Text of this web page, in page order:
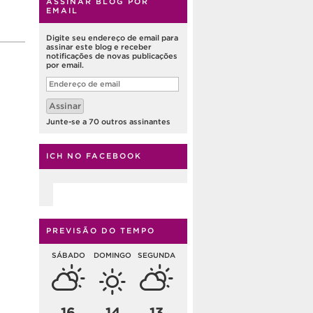
EMAIL
Digite seu endereço de email para
assinar este blog e receber
notificações de novas publicações
por email.
Endereço
de
email
Assinar
Junte-se a 70 outros assinantes
ICH NO FACEBOOK
PREVISÃO DO TEMPO
SÁBADO DOMINGO SEGUNDA